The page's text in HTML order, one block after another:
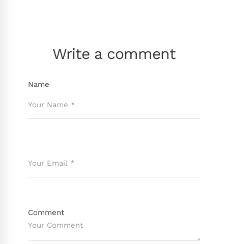
Write a comment
Name
Comment